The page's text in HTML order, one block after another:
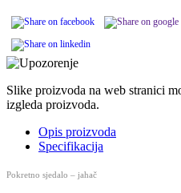
Slike proizvoda na web stranici
izgleda proizvoda.
Opis proizvoda
Specifikacija
Pokretno sjedalo – jahač